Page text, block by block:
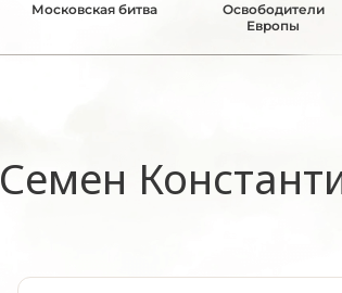
Московская битва
Освободители
Европы
Семен